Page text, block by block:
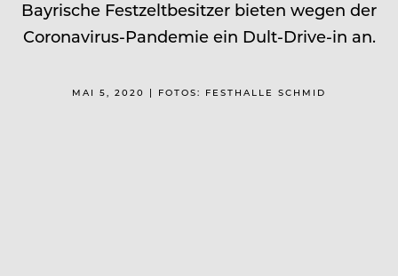
Bayrische Festzeltbesitzer bieten wegen der
Coronavirus-Pandemie ein Dult-Drive-in an.
MAI 5, 2020 | FOTOS: FESTHALLE SCHMID